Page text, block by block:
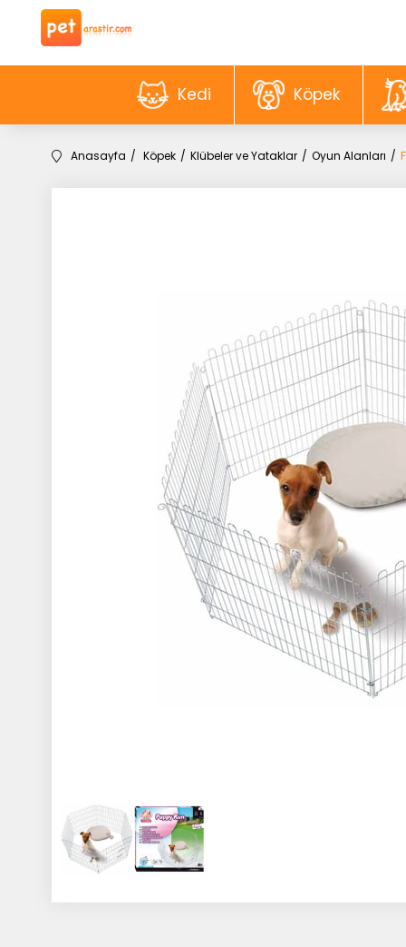
Kedi Köpek
Anasayfa Köpek Klübeler ve Yataklar Oyun Alanları